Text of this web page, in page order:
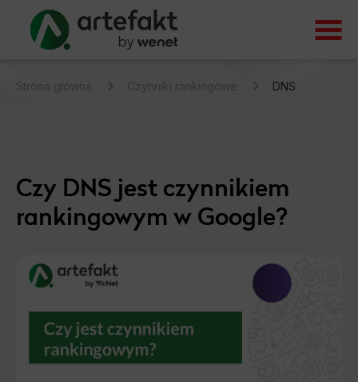
Strona główna Czynniki rankingowe DNS
Czy DNS jest czynnikiem
rankingowym w Google?